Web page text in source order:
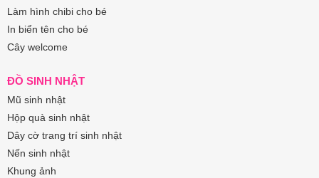
Làm hình chibi cho bé
In biển tên cho bé
Cây welcome
ĐỒ SINH NHẬT
Mũ sinh nhật
Hộp quà sinh nhật
Dây cờ trang trí sinh nhật
Nến sinh nhật
Khung ảnh